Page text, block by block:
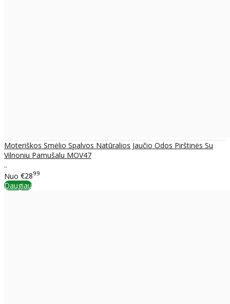
Moteriškos Smėlio Spalvos Natūralios Jaučio Odos Pirštinės Su
Vilnoniu Pamušalu MOV47
..
Nuo €2899
Daugiau